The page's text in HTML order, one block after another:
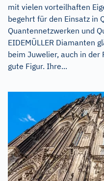
mit vielen vorteilhaften
begehrt für den Einsatz in
Quantennetzwerken und
EIDEMÜLLER Diamanten
beim Juwelier, auch in der
gute Figur. Ihre...